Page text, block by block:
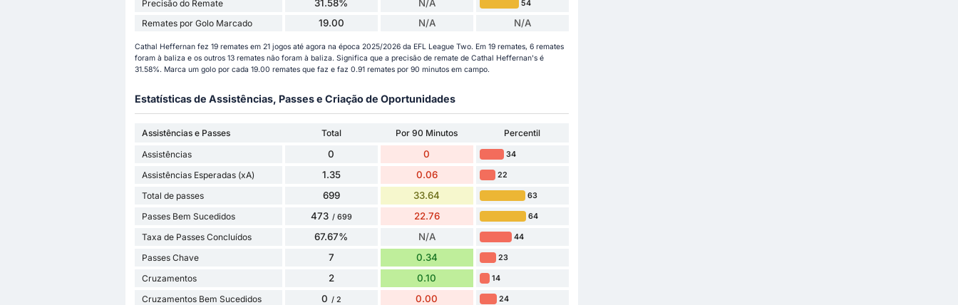
Precisão do Remate 31.58% N/A 54
Remates por Golo Marcado 19.00 N/A N/A
Cathal Heffernan fez 19 remates em 21 jogos até agora na época 2025/2026 da EFL League Two. Em 19 remates, 6 remates
foram à baliza e os outros 13 remates não foram à baliza. Significa que a precisão de remate de Cathal Heffernan's é
31.58%. Marca um golo por cada 19.00 remates que faz e faz 0.91 remates por 90 minutos em campo.
Estatísticas de Assistências, Passes e Criação de Oportunidades
Assistências e Passes Total Por 90 Minutos
Percentil
Assistências
0 0 34
Assistências Esperadas (xA) 1.35 0.06 22
Total de passes 699 33.64 63
Passes Bem Sucedidos 473 / 699 22.76 64
Taxa de Passes Concluídos 67.67% N/A 44
Passes Chave 7 0.34 23
Cruzamentos 2 0.10 14
Cruzamentos Bem Sucedidos 0 / 2 0.00 24